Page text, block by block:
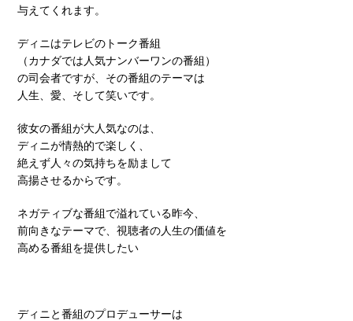
与えてくれます。
ディニはテレビのトーク番組
（カナダでは人気ナンバーワンの番組）
の司会者ですが、その番組のテーマは
人生、愛、そして笑いです。
彼女の番組が大人気なのは、
ディニが情熱的で楽しく、
絶えず人々の気持ちを励まして
高揚させるからです。
ネガティブな番組で溢れている昨今、
前向きなテーマで、視聴者の人生の価値を
高める番組を提供したい
ディニと番組のプロデューサーは